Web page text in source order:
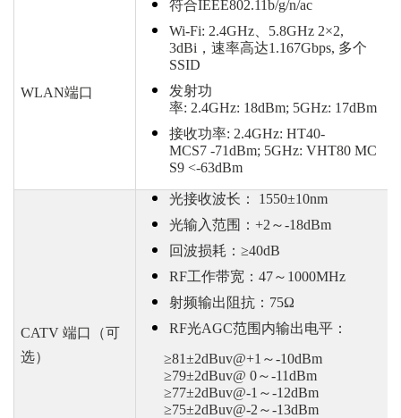
WLAN端口
符合IEEE802.11b/g/n/ac
Wi-Fi: 2.4GHz、5.8GHz 2×2,
3dBi，速率高达1.167Gbps, 多个
SSID
发射功
率: 2.4GHz: 18dBm; 5GHz: 17dBm
接收功率: 2.4GHz: HT40-
MCS7 -71dBm; 5GHz: VHT80 MC
S9 <-63dBm
CATV 端口（可
选）
光接收波长：
1550±10nm
光输入范围：+2～-18dBm
回波损耗：≥40dB
RF工作带宽：47～1000MHz
射频输出阻抗： 75Ω
RF光AGC范围内输出电平：
≥81±2dBuv@+1～-10dBm
≥79±2dBuv@ 0～-11dBm
≥77±2dBuv@-1～-12dBm
≥75±2dBuv@-2～-13dBm